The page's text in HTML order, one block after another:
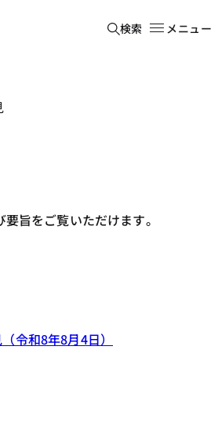
検索 メニュー
旨をご覧いただけます。
令和8年8月4日）